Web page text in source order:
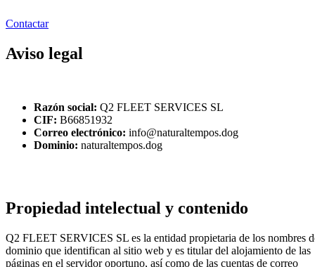
Contactar
Aviso legal
Razón social: Q2 FLEET SERVICES SL
CIF: B66851932
Correo electrónico: info@naturaltempos.dog
Dominio: naturaltempos.dog
Propiedad intelectual y contenido
Q2 FLEET SERVICES SL es la entidad propietaria de los nombres
dominio que identifican al sitio web y es titular del alojamiento de las
páginas en el servidor oportuno, así como de las cuentas de correo